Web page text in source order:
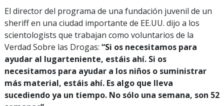
El director del programa de una fundación juvenil de un
sheriff en una ciudad importante de EE.UU. dijo a los
scientologists que trabajan como voluntarios de la
Verdad Sobre las Drogas: “Si os necesitamos para
ayudar al lugarteniente, estáis ahí. Si os
necesitamos para ayudar a los niños o suministrar
más material, estáis ahí. Es algo que lleva
sucediendo ya un tiempo. No sólo una semana, son 52